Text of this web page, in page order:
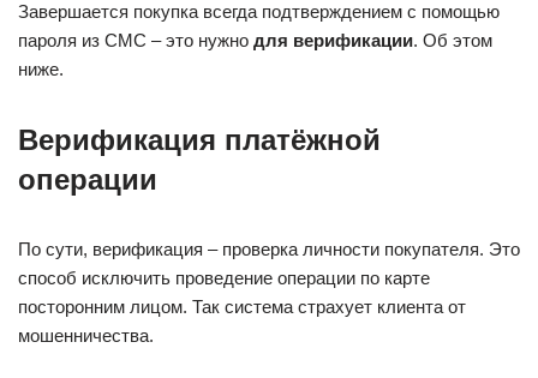
Завершается покупка всегда подтверждением с помощью
пароля из СМС – это нужно для верификации. Об этом
ниже.
Верификация платёжной
операции
По сути, верификация – проверка личности покупателя. Это
способ исключить проведение операции по карте
посторонним лицом. Так система страхует клиента от
мошенничества.